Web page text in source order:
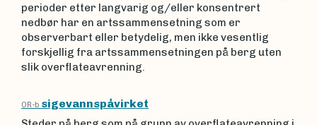
perioder etter langvarig og/eller konsentrert
nedbør har en artssammensetning som er
observerbart eller betydelig, men ikke vesentlig
forskjellig fra artssammensetningen på berg uten
slik overflateavrenning.
OR-b sigevannspåvirket